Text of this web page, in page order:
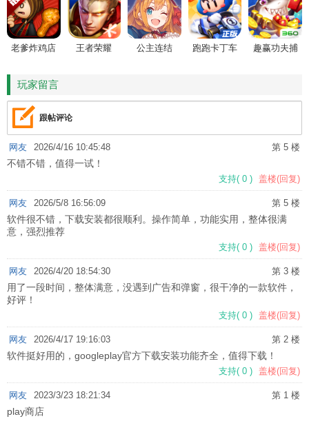
老爹炸鸡店
王者荣耀 公主连结 跑跑卡丁车
趣赢功夫捕
玩家留言
跟帖评论
第 5 楼
网友 2026/4/16 10:45:48
不错不错，值得一试！
支持( 0 ) 盖楼(回复)
第 5 楼
网友 2026/5/8 16:56:09
软件很不错，下载安装都很顺利。操作简单，功能实用，整体很满
意，强烈推荐
支持( 0 ) 盖楼(回复)
第 3 楼
网友 2026/4/20 18:54:30
用了一段时间，整体满意，没遇到广告和弹窗，很干净的一款软件，
好评！
支持( 0 ) 盖楼(回复)
第 2 楼
网友 2026/4/17 19:16:03
软件挺好用的，googleplay官方下载安装功能齐全，值得下载！
支持( 0 ) 盖楼(回复)
第 1 楼
网友 2023/3/23 18:21:34
play商店